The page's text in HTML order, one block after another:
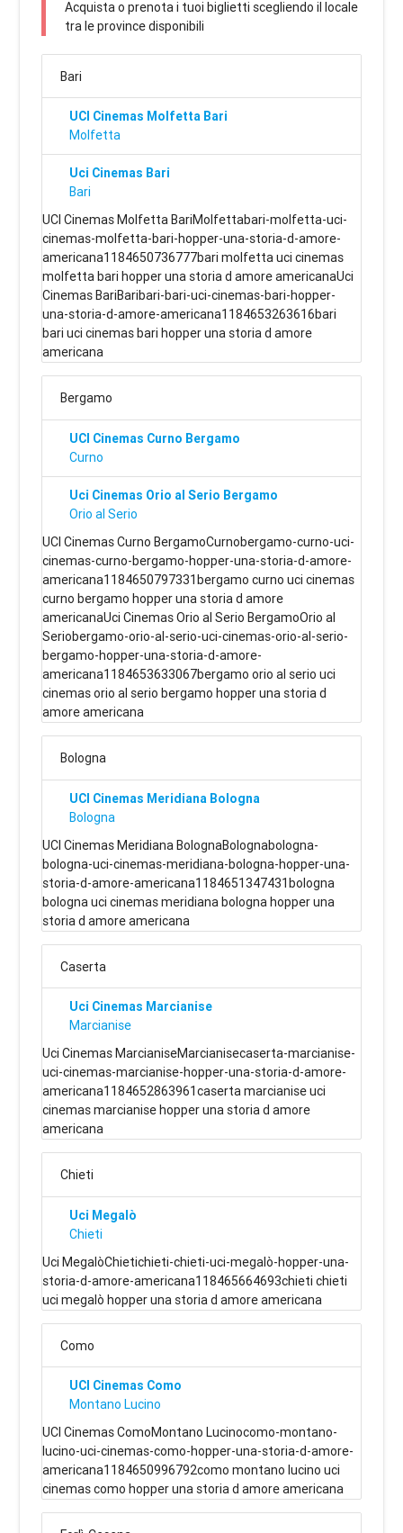
Acquista o prenota i tuoi biglietti scegliendo il locale
tra le province disponibili
Bari
UCI Cinemas Molfetta Bari
Molfetta
Uci Cinemas Bari
Bari
UCI Cinemas Molfetta BariMolfettabari-molfetta-uci-
cinemas-molfetta-bari-hopper-una-storia-d-amore-
americana1184650736777bari molfetta uci cinemas
molfetta bari hopper una storia d amore americanaUci
Cinemas BariBaribari-bari-uci-cinemas-bari-hopper-
una-storia-d-amore-americana1184653263616bari
bari uci cinemas bari hopper una storia d amore
americana
Bergamo
UCI Cinemas Curno Bergamo
Curno
Uci Cinemas Orio al Serio Bergamo
Orio al Serio
UCI Cinemas Curno BergamoCurnobergamo-curno-uci-
cinemas-curno-bergamo-hopper-una-storia-d-amore-
americana1184650797331bergamo curno uci cinemas
curno bergamo hopper una storia d amore
americanaUci Cinemas Orio al Serio BergamoOrio al
Seriobergamo-orio-al-serio-uci-cinemas-orio-al-serio-
bergamo-hopper-una-storia-d-amore-
americana1184653633067bergamo orio al serio uci
cinemas orio al serio bergamo hopper una storia d
amore americana
Bologna
UCI Cinemas Meridiana Bologna
Bologna
UCI Cinemas Meridiana BolognaBolognabologna-
bologna-uci-cinemas-meridiana-bologna-hopper-una-
storia-d-amore-americana1184651347431bologna
bologna uci cinemas meridiana bologna hopper una
storia d amore americana
Caserta
Uci Cinemas Marcianise
Marcianise
Uci Cinemas MarcianiseMarcianisecaserta-marcianise-
uci-cinemas-marcianise-hopper-una-storia-d-amore-
americana1184652863961caserta marcianise uci
cinemas marcianise hopper una storia d amore
americana
Chieti
Uci Megalò
Chieti
Uci MegalòChietichieti-chieti-uci-megalò-hopper-una-
storia-d-amore-americana118465664693chieti chieti
uci megalò hopper una storia d amore americana
Como
UCI Cinemas Como
Montano Lucino
UCI Cinemas ComoMontano Lucinocomo-montano-
lucino-uci-cinemas-como-hopper-una-storia-d-amore-
americana1184650996792como montano lucino uci
cinemas como hopper una storia d amore americana